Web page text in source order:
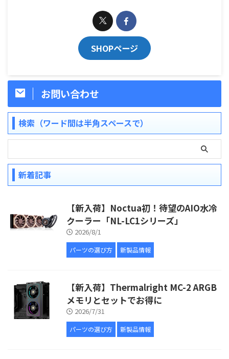
SHOPページ
お問い合わせ
検索（ワード間は半角スペースで）
新着記事
【新入荷】Noctua初！待望のAIO水冷
クーラー「NL-LC1シリーズ」
2026/8/1
パーツの選び方 新製品情報
【新入荷】Thermalright MC-2 ARGB
メモリとセットでお得に
2026/7/31
パーツの選び方 新製品情報